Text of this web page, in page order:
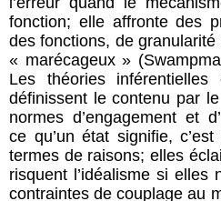
fonction; elle affronte des
des fonctions, de
« marécageux »
Les théories inférentielles
définissent le contenu par
normes d’engagement et
ce qu’un état signifie,
termes de raisons; elles
risquent l’idéalisme si elles
contraintes de couplage au